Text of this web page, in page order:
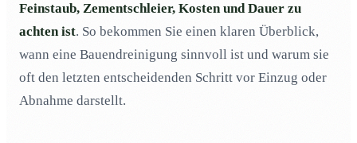
Bauendreinigung?
Feinstaub, Zementschleier, Kosten und Dauer zu
achten ist. So bekommen Sie einen klaren Überblick,
wann eine Bauendreinigung sinnvoll ist und warum sie
oft den letzten entscheidenden Schritt vor Einzug oder
Abnahme darstellt.